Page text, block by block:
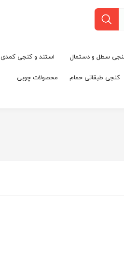
سطل و دستمال استند و کنجی کمدی
کنجی طبقاتی حمام محصولات چوبی